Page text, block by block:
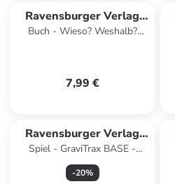
Ravensburger Verlag
GmbH
Buch - Wieso? Weshalb?
7,99 €
Ravensburger Verlag
GmbH
Spiel - GraviTrax BASE -
Starter-Set
-20%